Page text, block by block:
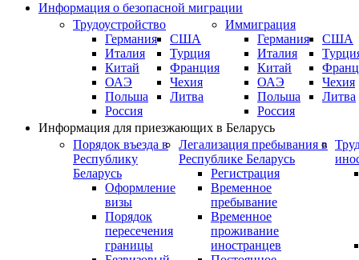
Информация о безопасной миграции
Трудоустройство
Германия
Италия
Китай
ОАЭ
Польша
Россия
США
Турция
Франция
Чехия
Литва
Иммиграция
Германия
Италия
Китай
ОАЭ
Польша
Россия
США
Чехия
Литва
Информация для приезжающих в Беларусь
Порядок въезда в
Республику
Беларусь
Оформление
визы
Порядок
пересечения
границы
Легализация пребывания в
Республике Беларусь
Регистрация
Временное
пребывание
Временное
проживание
иностранцев